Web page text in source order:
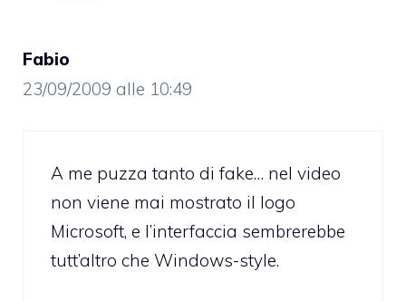
Fabio
23/09/2009 alle 10:49
A me puzza tanto di fake… nel video
non viene mai mostrato il logo
Microsoft, e l’interfaccia sembrerebbe
tutt’altro che Windows-style.